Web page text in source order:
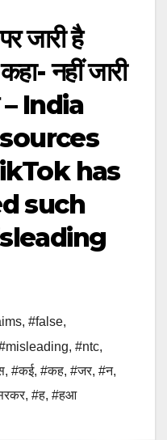
जारी है
नहीं जारी
– India
has
such
, #false,
, #ntc,
, #कई, #कह, #जर, #न,
, #ह, #हआ